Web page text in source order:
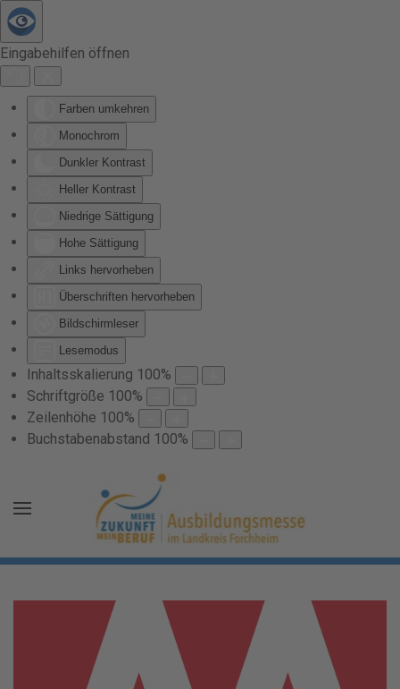
Eingabehilfen öffnen
Farben umkehren
Monochrom
Dunkler Kontrast
Heller Kontrast
Niedrige Sättigung
Hohe Sättigung
Links hervorheben
Überschriften hervorheben
Bildschirmleser
Lesemodus
Inhaltsskalierung 100%
Schriftgröße 100%
Zeilenhöhe 100%
Buchstabenabstand 100%
Zum Hauptinhalt springen